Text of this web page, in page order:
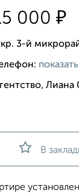
000₽
3-й
Лиана
В